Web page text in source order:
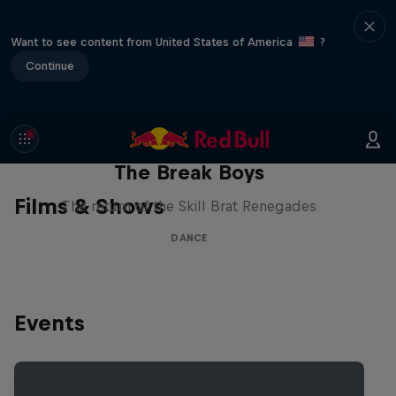
Want to see content from United States of America
?
Continue
Films & Shows
The Break Boys
The return of the Skill Brat Renegades
DANCE
Events